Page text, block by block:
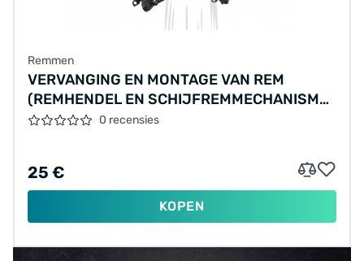
Remmen
VERVANGING EN MONTAGE VAN REM
(REMHENDEL EN SCHIJFREMMECHANISME)
(ÉÉN REM), MATERIALEN APART BEREKEND
0 recensies
25 €
KOPEN